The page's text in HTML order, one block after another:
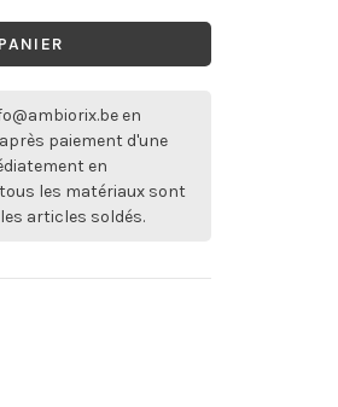
en
paiement d'une
en
les matériaux sont
articles soldés.